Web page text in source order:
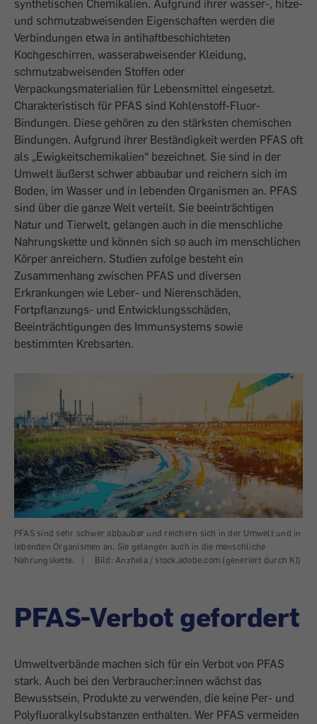
synthetischen Chemikalien. Aufgrund ihrer wasser-, hitze-
und schmutzabweisenden Eigenschaften werden die
Verbindungen etwa in antihaftbeschichteten
Kochgeschirren, wasserabweisender Kleidung,
schmutzabweisenden Stoffen oder
Verpackungsmaterialien für Lebensmittel eingesetzt.
Charakteristisch für PFAS sind Kohlenstoff-Fluor-
Bindungen. Diese gehören zu den stärksten chemischen
Bindungen. Aufgrund ihrer Beständigkeit werden PFAS oft
als „Ewigkeitschemikalien“ bezeichnet. Sie sind in der
Umwelt äußerst schwer abbaubar und reichern sich im
Boden, im Wasser und in lebenden Organismen an. PFAS
sind über die ganze Welt verteilt. Sie beeinträchtigen
Natur und Tierwelt, gelangen auch in die menschliche
Nahrungskette und können sich so auch im menschlichen
Körper anreichern. Studien zufolge besteht ein
Zusammenhang zwischen PFAS und diversen
Erkrankungen wie Leber- und Nierenschäden,
Fortpflanzungs- und Entwicklungsschäden,
Beeinträchtigungen des Immunsystems sowie
bestimmten Krebsarten.
PFAS sind sehr schwer abbaubar und reichern sich in der Umwelt und in
lebenden Organismen an. Sie gelangen auch in die menschliche
Nahrungskette.
| Bild: Anzhela / stock.adobe.com (generiert durch KI)
PFAS-Verbot gefordert
Umweltverbände machen sich für ein Verbot von PFAS
stark. Auch bei den Verbraucher:innen wächst das
Bewusstsein, Produkte zu verwenden, die keine Per- und
Polyfluoralkylsubstanzen enthalten. Wer PFAS vermeiden